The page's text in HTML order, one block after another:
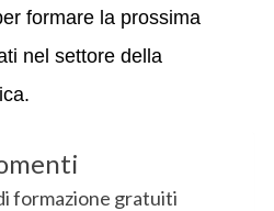
formare la prossima
nel settore della
formazione gratuiti